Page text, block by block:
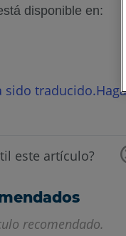
sido
este artículo?
recomendado.